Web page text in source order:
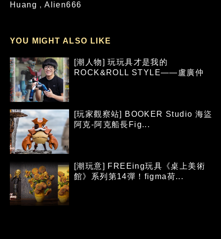
Huang ,Alien666
YOU MIGHT ALSO LIKE
[潮人物] 玩玩具才是我的
ROCK&ROLL STYLE——盧廣仲
[玩家觀察站] BOOKER Studio 海盜
阿克-阿克船長Fig...
[潮玩意] FREEing玩具《桌上美術
館》系列第14彈！figma荷...